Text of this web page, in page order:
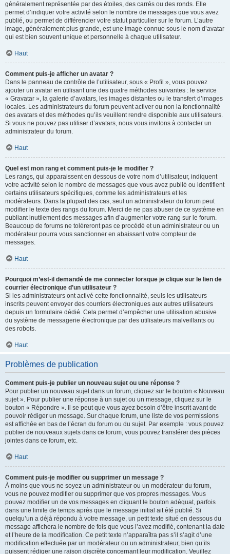
généralement représentée par des étoiles, des carrés ou des ronds. Elle
permet d’indiquer votre activité selon le nombre de messages que vous avez
publié, ou permet de différencier votre statut particulier sur le forum. L’autre
image, généralement plus grande, est une image connue sous le nom d’avatar
qui est bien souvent unique et personnelle à chaque utilisateur.
Haut
Comment puis-je afficher un avatar ?
Dans le panneau de contrôle de l’utilisateur, sous « Profil », vous pouvez
ajouter un avatar en utilisant une des quatre méthodes suivantes : le service
« Gravatar », la galerie d’avatars, les images distantes ou le transfert d’images
locales. Les administrateurs du forum peuvent activer ou non la fonctionnalité
des avatars et des méthodes qu’ils veuillent rendre disponible aux utilisateurs.
Si vous ne pouvez pas utiliser d’avatars, nous vous invitons à contacter un
administrateur du forum.
Haut
Quel est mon rang et comment puis-je le modifier ?
Les rangs, qui apparaissent en dessous de votre nom d’utilisateur, indiquent
votre activité selon le nombre de messages que vous avez publié ou identifient
certains utilisateurs spécifiques, comme les administrateurs et les
modérateurs. Dans la plupart des cas, seul un administrateur du forum peut
modifier le texte des rangs du forum. Merci de ne pas abuser de ce système en
publiant inutilement des messages afin d’augmenter votre rang sur le forum.
Beaucoup de forums ne toléreront pas ce procédé et un administrateur ou un
modérateur pourra vous sanctionner en abaissant votre compteur de
messages.
Haut
Pourquoi m’est-il demandé de me connecter lorsque je clique sur le lien de
courrier électronique d’un utilisateur ?
Si les administrateurs ont activé cette fonctionnalité, seuls les utilisateurs
inscrits peuvent envoyer des courriers électroniques aux autres utilisateurs
depuis un formulaire dédié. Cela permet d’empêcher une utilisation abusive
du système de messagerie électronique par des utilisateurs malveillants ou
des robots.
Haut
Problèmes de publication
Comment puis-je publier un nouveau sujet ou une réponse ?
Pour publier un nouveau sujet dans un forum, cliquez sur le bouton « Nouveau
sujet ». Pour publier une réponse à un sujet ou un message, cliquez sur le
bouton « Répondre ». Il se peut que vous ayez besoin d’être inscrit avant de
pouvoir rédiger un message. Sur chaque forum, une liste de vos permissions
est affichée en bas de l’écran du forum ou du sujet. Par exemple : vous pouvez
publier de nouveaux sujets dans ce forum, vous pouvez transférer des pièces
jointes dans ce forum, etc.
Haut
Comment puis-je modifier ou supprimer un message ?
À moins que vous ne soyez un administrateur ou un modérateur du forum,
vous ne pouvez modifier ou supprimer que vos propres messages. Vous
pouvez modifier un de vos messages en cliquant le bouton adéquat, parfois
dans une limite de temps après que le message initial ait été publié. Si
quelqu’un a déjà répondu à votre message, un petit texte situé en dessous du
message affichera le nombre de fois que vous l’avez modifié, contenant la date
et l’heure de la modification. Ce petit texte n’apparaîtra pas s’il s’agit d’une
modification effectuée par un modérateur ou un administrateur, bien qu’ils
puissent rédiger une raison discrète concernant leur modification. Veuillez